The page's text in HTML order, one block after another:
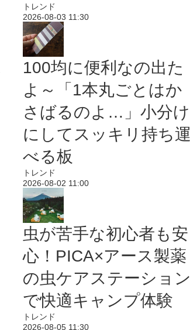
トレンド
2026-08-03 11:30
100均に便利なの出た
よ～「1本丸ごとはか
さばるのよ…」小分け
にしてスッキリ持ち運
べる板
トレンド
2026-08-02 11:00
虫が苦手な初心者も安
心！PICA×アース製薬
の虫ケアステーション
で快適キャンプ体験
トレンド
2026-08-05 11:30